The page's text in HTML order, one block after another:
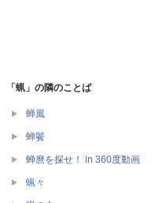
「蝋」の隣のことば
蝉風
蝉鬢
蝉麿を探せ！ in 360度動画
蝋々